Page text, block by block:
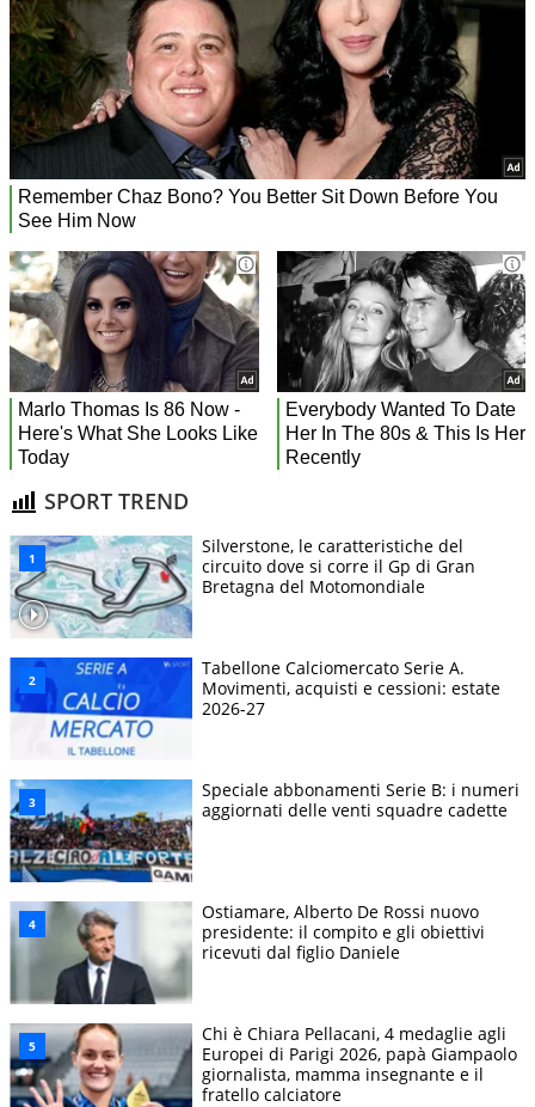
SPORT TREND
Silverstone, le caratteristiche del
circuito dove si corre il Gp di Gran
Bretagna del Motomondiale
Tabellone Calciomercato Serie A.
Movimenti, acquisti e cessioni: estate
2026-27
Speciale abbonamenti Serie B: i numeri
aggiornati delle venti squadre cadette
Ostiamare, Alberto De Rossi nuovo
presidente: il compito e gli obiettivi
ricevuti dal figlio Daniele
Chi è Chiara Pellacani, 4 medaglie agli
Europei di Parigi 2026, papà Giampaolo
giornalista, mamma insegnante e il
fratello calciatore